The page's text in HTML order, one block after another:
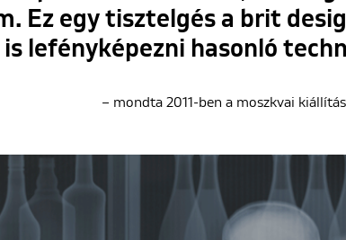
Ez egy tisztelgés a brit
lefényképezni hasonló
– mondta 2011-ben a moszkvai